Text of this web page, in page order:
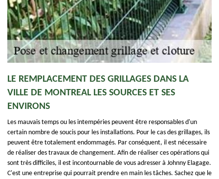
LE REMPLACEMENT DES GRILLAGES DANS LA
VILLE DE MONTREAL LES SOURCES ET SES
ENVIRONS
Les mauvais temps ou les intempéries peuvent être responsables d'un
certain nombre de soucis pour les installations. Pour le cas des grillages, ils
peuvent être totalement endommagés. Par conséquent, il est nécessaire
de réaliser des travaux de changement. Afin de réaliser ces opérations qui
sont très difficiles, il est incontournable de vous adresser à Johnny Elagage.
C'est une entreprise qui pourrait prendre en main les tâches. Sachez que le